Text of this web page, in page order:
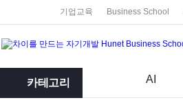
기업교육 Business School
카테고리 AI